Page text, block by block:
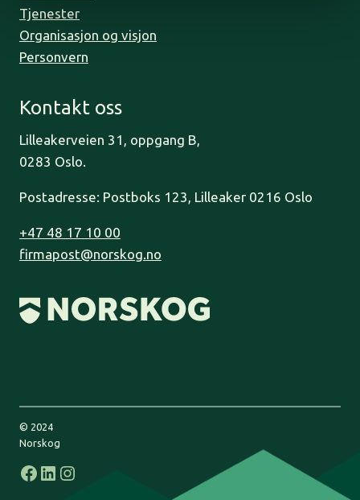
Tjenester
Organisasjon og visjon
Personvern
Kontakt oss
Lilleakerveien 31, oppgang B,
0283 Oslo.
Postadresse: Postboks 123, Lilleaker 0216 Oslo
+47 48 17 10 00
firmapost@norskog.no
© 2024
Norskog
Facebook
LinkedIn
Instagram